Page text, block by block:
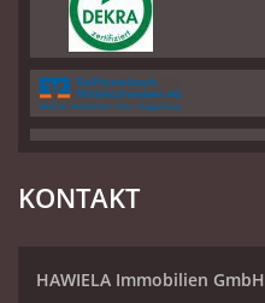
KONTAKT
HAWIELA Immobilien GmbH